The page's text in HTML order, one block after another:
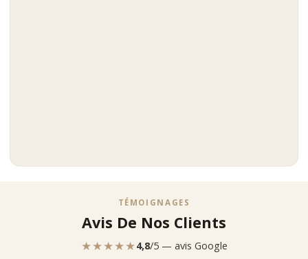
TÉMOIGNAGES
Avis De Nos Clients
★★★★★4,8/5 — avis Google